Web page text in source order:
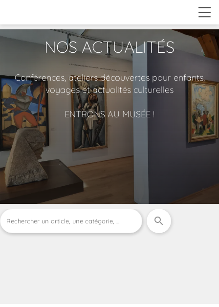
NOS ACTUALITÉS
Conférences, ateliers découvertes pour enfants,
voyages et actualités culturelles
ENTRONS AU MUSÉE !
search